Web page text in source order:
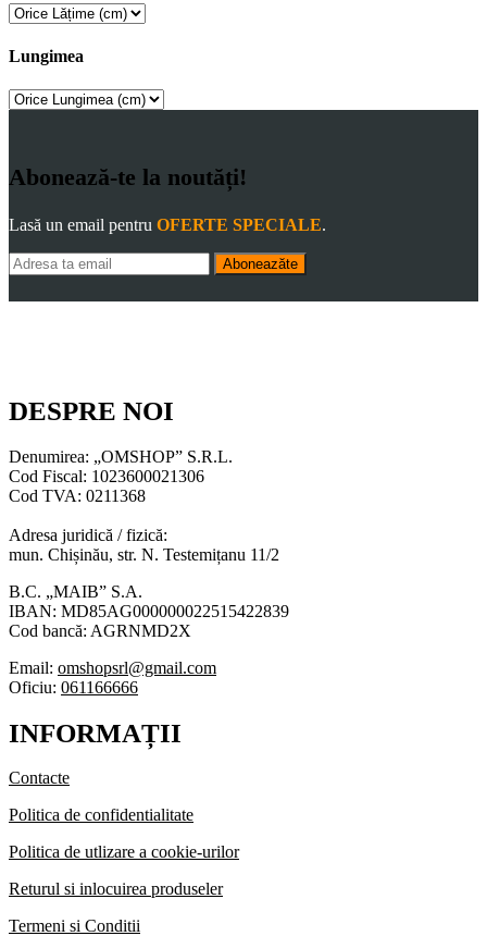
Lungimea
Abonează-te la noutăți!
Lasă un email pentru OFERTE SPECIALE.
Aboneazăte
DESPRE NOI
Denumirea: „OMSHOP” S.R.L.
Cod Fiscal: 1023600021306
Cod TVA: 0211368
Adresa juridică / fizică:
mun. Chișinău, str. N. Testemițanu 11/2
B.C. „MAIB” S.A.
IBAN: MD85AG000000022515422839
Cod bancă: AGRNMD2X
Email: omshopsrl@gmail.com
Oficiu: 061166666
INFORMAȚII
Contacte
Politica de confidentialitate
Politica de utlizare a cookie-urilor
Returul si inlocuirea produseler
Termeni si Conditii